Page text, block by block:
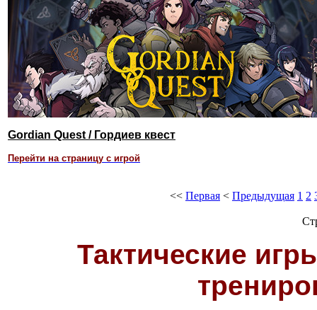
Gordian Quest / Гордиев квест
Перейти на страницу с игрой
<< Первая < Предыдущая 1 2
Тактические